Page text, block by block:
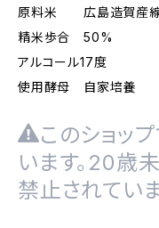
原料米 広島造賀産線
精米歩合 50%
アルコール17度
使用酵母 自家培養
このショッ
います。20歳
禁止されていま